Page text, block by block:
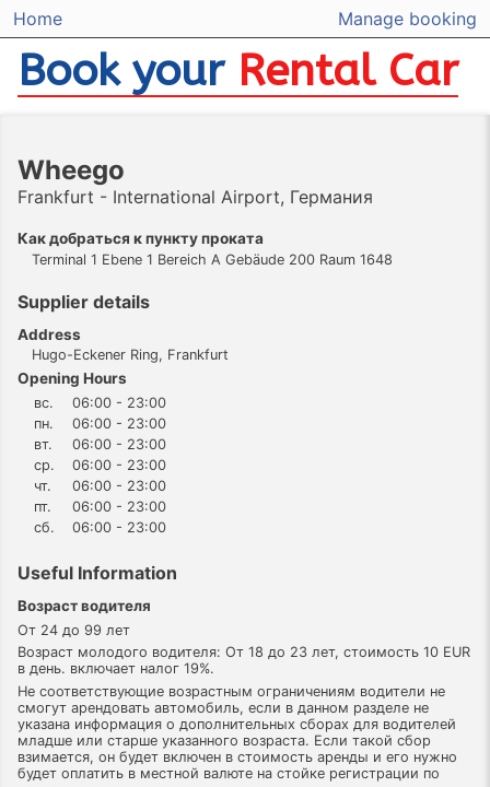
Home Manage booking
Book your Rental Car
Wheego
Frankfurt - International Airport, Германия
Как добраться к пункту проката
Terminal 1 Ebene 1 Bereich A Gebäude 200 Raum 1648
Supplier details
Address
Hugo-Eckener Ring, Frankfurt
Opening Hours
вс.
06:00 - 23:00
пн.
06:00 - 23:00
вт.
06:00 - 23:00
ср.
06:00 - 23:00
чт.
06:00 - 23:00
пт.
06:00 - 23:00
сб.
06:00 - 23:00
Useful Information
Возраст водителя
От 24 до 99 лет
Возраст молодого водителя: От 18 до 23 лет, стоимость 10 EUR
в день. включает налог 19%.
Не соответствующие возрастным ограничениям водители не
смогут арендовать автомобиль, если в данном разделе не
указана информация о дополнительных сборах для водителей
младше или старше указанного возраста. Если такой сбор
взимается, он будет включен в стоимость аренды и его нужно
будет оплатить в местной валюте на стойке регистрации по